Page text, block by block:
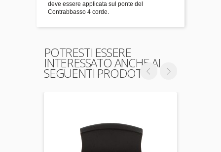
deve essere applicata sul ponte del
Contrabbasso 4 corde.
POTRESTI ESSERE
INTERESSATO ANCHE AI
SEGUENTI PRODOTTI